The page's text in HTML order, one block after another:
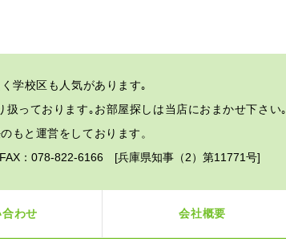
学校区も人気があります｡
扱っております｡お部屋探しは当店におまかせ下さい｡
もと運営をしております。
：078-822-6166 [兵庫県知事（2）第11771号]
わせ 会社概要